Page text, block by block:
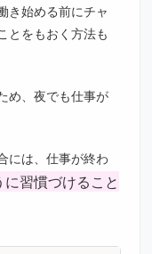
き始める前にチャ
とをもおく方法も
め、夜でも仕事が
には、仕事が終わ
習慣づけること